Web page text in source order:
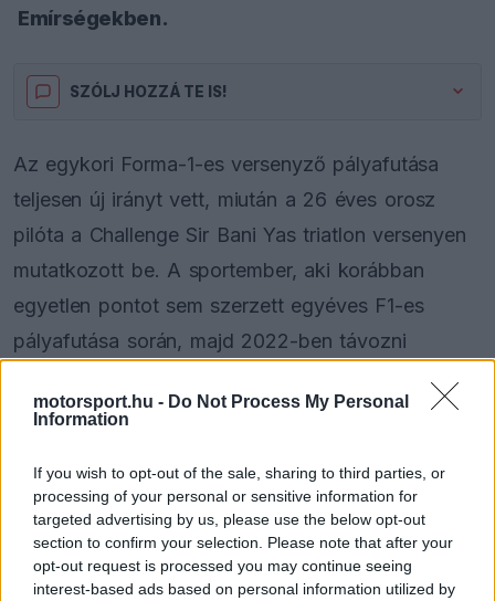
motorsport.hu - Do Not Process My Personal
Information
If you wish to opt-out of the sale, sharing to third parties, or
processing of your personal or sensitive information for
targeted advertising by us, please use the below opt-out
section to confirm your selection. Please note that after your
opt-out request is processed you may continue seeing
interest-based ads based on personal information utilized by
Emírségekben.
SZÓLJ HOZZÁ TE IS!
Az egykori Forma-1-es versenyző pályafutása
teljesen új irányt vett, miután a 26 éves orosz
pilóta a Challenge Sir Bani Yas triatlon versenyen
mutatkozott be. A sportember, aki korábban
egyetlen pontot sem szerzett egyéves F1-es
pályafutása során, majd 2022-ben távozni
következtében, most a triatlonban találta meg
A Sir Bani Yas szigetén megrendezett verseny
különleges környezetben zajlott, hiszen a
résztvevők gepárdok, hiénák és zsiráfok